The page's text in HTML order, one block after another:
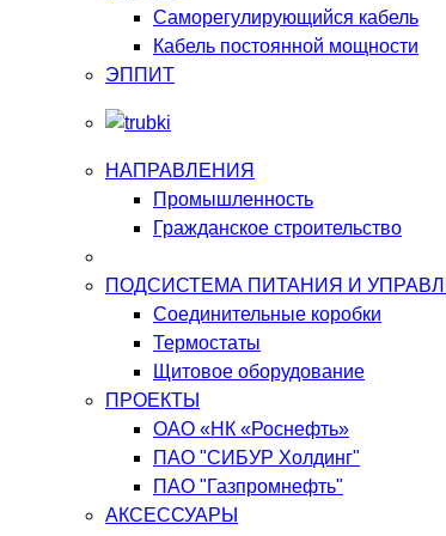
Саморегулирующийся кабель
Кабель постоянной мощности
ЭППИТ
НАПРАВЛЕНИЯ
Промышленность
Гражданское строительство
ПОДСИСТЕМА ПИТАНИЯ И
Соединительные коробки
Термостаты
Щитовое оборудование
ПРОЕКТЫ
ОАО «НК «Роснефть»
ПАО "СИБУР Холдинг"
ПАО "Газпромнефть"
АКСЕССУАРЫ